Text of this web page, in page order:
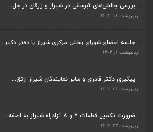
بررسی چالش‌های آبرسانی در شیراز و زرقان در جل...
اردیبهشت ۱۱, ۱۴۰۴
جلسه اعضای شورای بخش مرکزی شیراز با دفتر دکتر...
اردیبهشت ۶, ۱۴۰۴
پیگیری دکتر قادری و سایر نمایندگان شیراز ارتق...
اردیبهشت ۲۳, ۱۴۰۴
ضرورت تکمیل قطعات ۷ و ۸ آزادراه شیراز به اصفه...
اردیبهشت ۲۳, ۱۴۰۴